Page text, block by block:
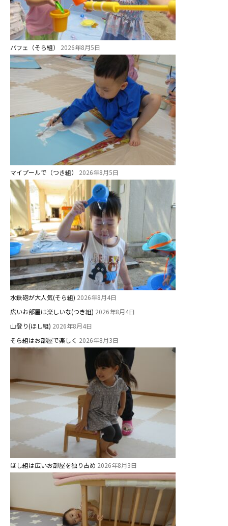
パフェ（そら組） 2026年8月5日
マイプールで（つき組） 2026年8月5日
水鉄砲が大人気(そら組) 2026年8月4日
広いお部屋は楽しいな(つき組) 2026年8月4日
山登り(ほし組) 2026年8月4日
そら組はお部屋で楽しく 2026年8月3日
ほし組は広いお部屋を独り占め 2026年8月3日
美⽊多チコス
美⽊多チコスについて
美⽊多チコスブログ
未就園児クラス
0歳親子登園［マカロンクラス ]
1歳・2歳親子登園［マリポサクラ
2歳児ひとり登園［ゆず組 ]
グループ施設・
関係先リンク
学校法⼈鴨⾕学園 鳳幼稚園
学校法⼈諏訪森学園 諏訪森幼稚
園
⼤阪府私⽴幼稚園連盟
社会福祉法人野田福祉会